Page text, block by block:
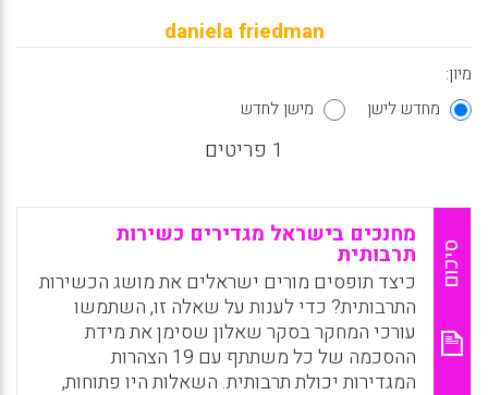
daniela friedman
מיון:
מחדש לישן
מישן לחדש
1 פריטים
סיכום
מחנכים בישראל מגדירים כשירות
תרבותית
כיצד תופסים מורים ישראלים את מושג הכשירות
התרבותית? כדי לענות על שאלה זו, השתמשו
עורכי המחקר בסקר שאלון שסימן את מידת
ההסכמה של כל משתתף עם 19 הצהרות
המגדירות יכולת תרבותית. השאלות היו פתוחות,